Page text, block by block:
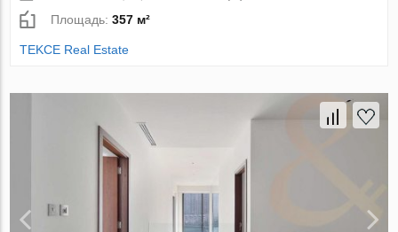
Площадь:357 м²
TEKCE Real Estate